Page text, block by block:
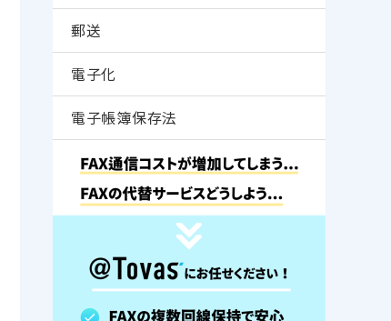
郵送
電子化
電子帳簿保存法